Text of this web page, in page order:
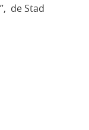
de Stad